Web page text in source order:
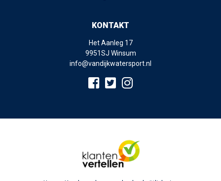
KONTAKT
Het Aanleg 17
9951SJ Winsum
info@vandijkwatersport.nl